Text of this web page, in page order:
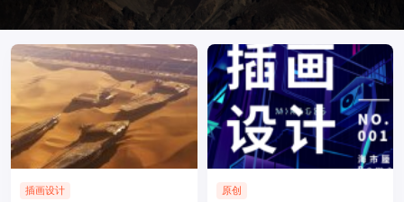
插画设计 原创